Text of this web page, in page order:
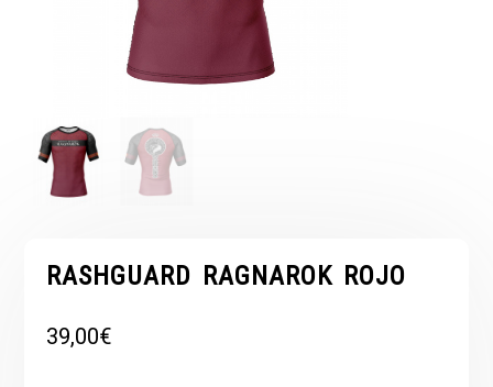
RASHGUARD RAGNAROK ROJO
39,00€